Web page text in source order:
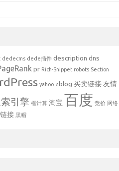
dedecms dede插件 description dns
pr Rich-Snippet robots Section
yahoo zblog 买卖链接友情
引擎 框计算 淘宝 百度 竞价 网络
链接 黑帽